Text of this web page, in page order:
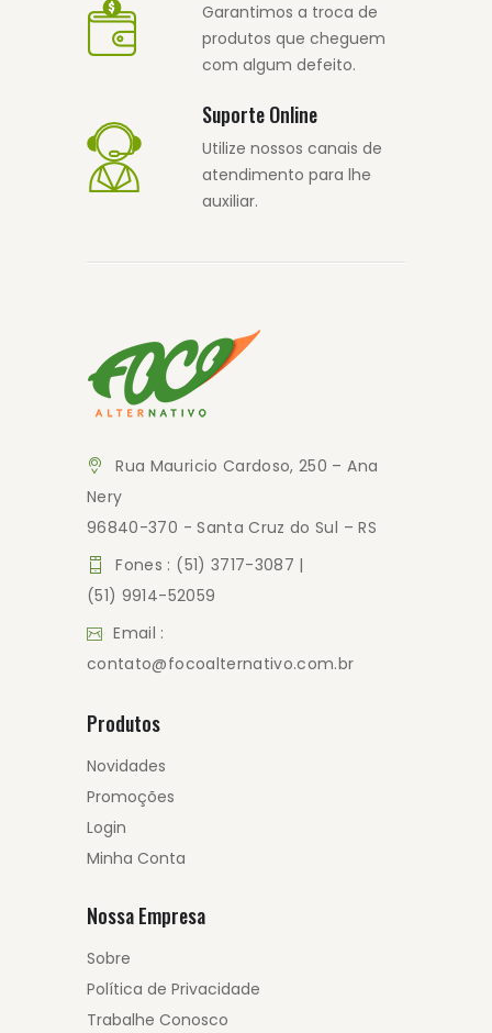
Garantimos a troca de
produtos que cheguem
com algum defeito.
Suporte Online
Utilize nossos canais de
atendimento para lhe
auxiliar.
Rua Mauricio Cardoso, 250 – Ana
Nery
96840-370 - Santa Cruz do Sul – RS
Fones : (51) 3717-3087 |
(51) 9914-52059
Email :
contato@focoalternativo.com.br
Produtos
Novidades
Promoções
Login
Minha Conta
Nossa Empresa
Sobre
Política de Privacidade
Trabalhe Conosco